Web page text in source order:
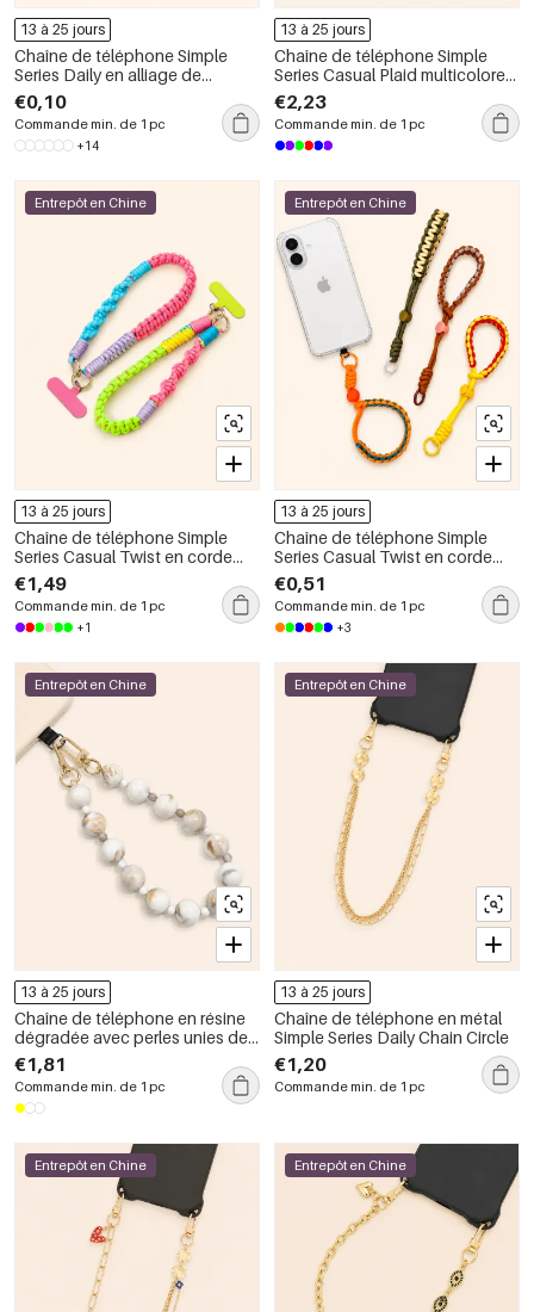
13 à 25 jours
Chaîne de téléphone Simple
Series Daily en alliage de
couleur unie
€0,10
Commande min. de 1 pc
+14
13 à 25 jours
Chaîne de téléphone Simple
Series Casual Plaid multicolore
tissée en corde tressée
€2,23
Commande min. de 1 pc
Entrepôt en Chine
13 à 25 jours
Chaîne de téléphone Simple
Series Casual Twist en corde
tressée multicolore
€1,49
Commande min. de 1 pc
+1
Entrepôt en Chine
13 à 25 jours
Chaîne de téléphone Simple
Series Casual Twist en corde
tressée multicolore
€0,51
Commande min. de 1 pc
+3
Entrepôt en Chine
13 à 25 jours
Chaîne de téléphone en résine
dégradée avec perles unies de
la série Simple Daily.
€1,81
Commande min. de 1 pc
Entrepôt en Chine
13 à 25 jours
Chaîne de téléphone en métal
Simple Series Daily Chain Circle
€1,20
Commande min. de 1 pc
Entrepôt en Chine Entrepôt en Chine